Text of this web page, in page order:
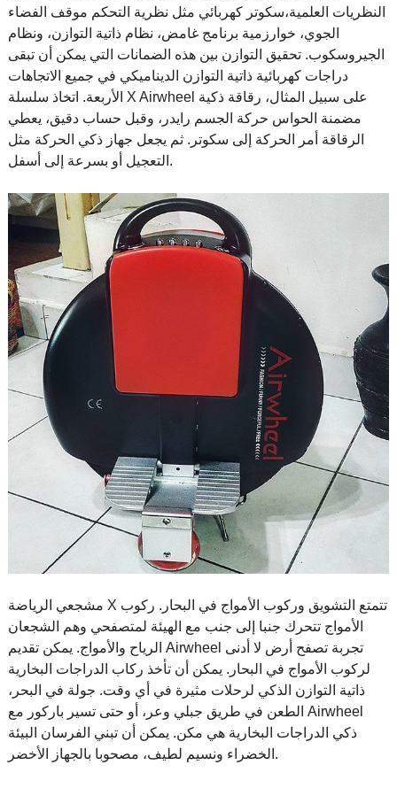
النظريات العلمية،سكوتر كهربائي مثل نظرية التحكم موقف الفضاء
الجوي، خوارزمية برنامج غامض، نظام ذاتية التوازن، ونظام
الجيروسكوب. تحقيق التوازن بين هذه الضمانات التي يمكن أن تبقى
دراجات كهربائية ذاتية التوازن الديناميكي في جميع الاتجاهات
الأربعة. اتخاذ سلسلة X Airwheel على سبيل المثال، رقاقة ذكية
مضمنة الحواس حركة الجسم رايدر، وقبل حساب دقيق، يعطي
الرقاقة أمر الحركة إلى سكوتر. ثم يجعل جهاز ذكي الحركة مثل
التعجيل أو بسرعة إلى أسفل.
مشجعي الرياضة X تتمتع التشويق وركوب الأمواج في البحار. ركوب
الأمواج تتحرك جنبا إلى جنب مع الهيئة لمتصفحي وهم الشجعان
الرياح والأمواج. يمكن تقديم Airwheel تجربة تصفح أرض لا أدنى
لركوب الأمواج في البحار. يمكن أن تأخذ ركاب الدراجات البخارية
ذاتية التوازن الذكي لرحلات مثيرة في أي وقت. جولة في البحر،
الطعن في طريق جبلي وعر، أو حتى تسير باركور مع Airwheel
ذكي الدراجات البخارية هي مكن. يمكن أن تبني الفرسان البيئة
الخضراء ونسيم لطيف، مصحوبا بالجهاز الأخضر.